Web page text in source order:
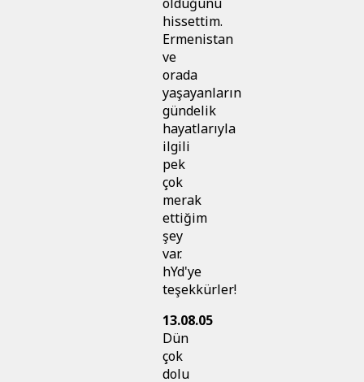
hissettim.
Ermenistan
ve
orada
yaşayanların
gündelik
hayatlarıyla
ilgili
pek
çok
merak
ettiğim
şey
var.
hYd'ye
teşekkürler!
13.08.05
Dün
çok
dolu